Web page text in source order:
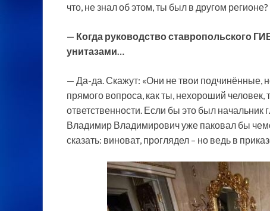
что, не знал об этом, ты был в другом регионе?
— Когда руководство ставропольского
унитазами…
— Да-да. Скажут: «Они не твои подчинённые,
прямого вопроса, как ты, нехороший человек,
ответственности. Если бы это был начальник
Владимир Владимирович уже паковал бы
сказать: виноват, проглядел – но ведь в